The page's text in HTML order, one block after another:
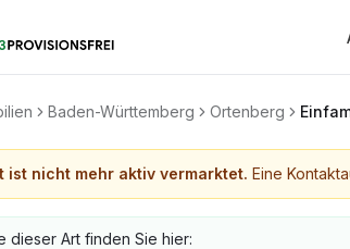
Baden-Württemberg Ortenberg
ist nicht mehr aktiv vermarktet. Eine
dieser Art finden Sie hier: